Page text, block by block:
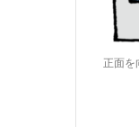
正面を